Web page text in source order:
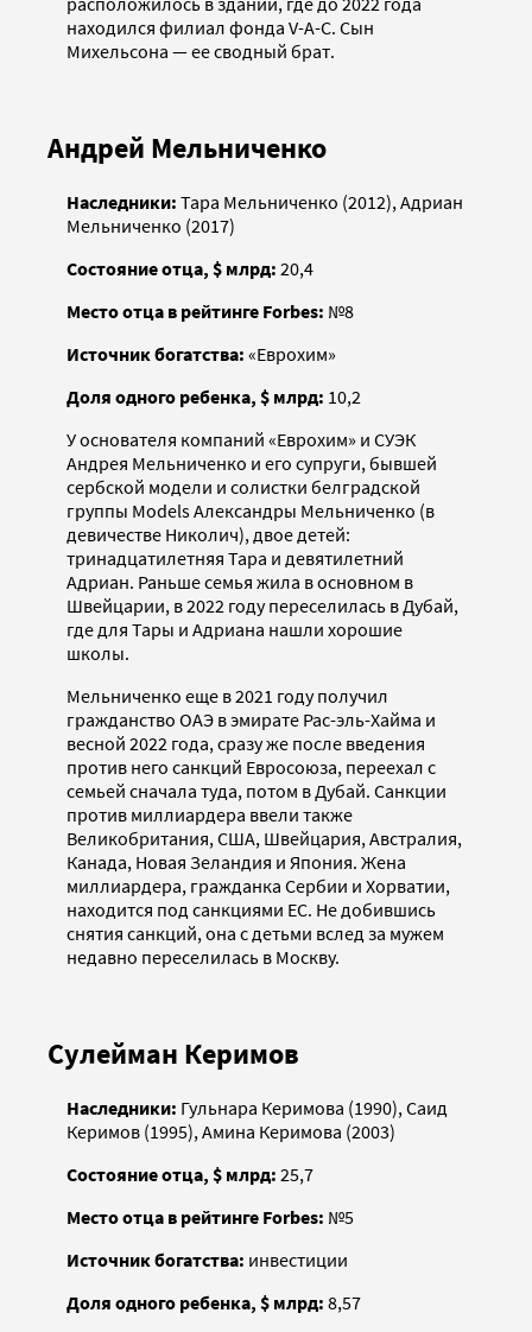
находился филиал фонда V-A-C. Сын
Михельсона — ее сводный брат.
Андрей Мельниченко
Наследники: Тара Мельниченко (2012), Адриан
Мельниченко (2017)
Состояние отца, $ млрд: 20,4
Место отца в рейтинге Forbes: №8
Источник богатства: «Еврохим»
Доля одного ребенка, $ млрд: 10,2
У основателя компаний «Еврохим» и СУЭК
Андрея Мельниченко и его супруги, бывшей
сербской модели и солистки белградской
группы Models Александры Мельниченко (в
девичестве Николич), двое детей:
тринадцатилетняя Тара и девятилетний
Адриан. Раньше семья жила в основном в
Швейцарии, в 2022 году переселилась в Дубай,
где для Тары и Адриана нашли хорошие
школы.
Мельниченко еще в 2021 году получил
гражданство ОАЭ в эмирате Рас-эль-Хайма и
весной 2022 года, сразу же после введения
против него санкций Евросоюза, переехал с
семьей сначала туда, потом в Дубай. Санкции
против миллиардера ввели также
Великобритания, США, Швейцария, Австралия,
Канада, Новая Зеландия и Япония. Жена
миллиардера, гражданка Сербии и Хорватии,
находится под санкциями ЕС. Не добившись
снятия санкций, она с детьми вслед за мужем
недавно переселилась в Москву.
Сулейман Керимов
Наследники: Гульнара Керимова (1990), Саид
Керимов (1995), Амина Керимова (2003)
Состояние отца, $ млрд: 25,7
Место отца в рейтинге Forbes: №5
Источник богатства: инвестиции
Доля одного ребенка, $ млрд: 8,57